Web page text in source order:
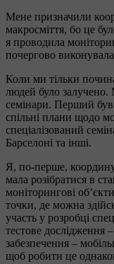
Мене призначили
макросміття, бо це
я проводила
почергово
Коли ми тільки
людей було залучено.
семінари. Перший
спільні плани щодо
спеціалізований
Барселоні та інші.
Я, по-перше,
мала розібратися в
моніторингові
точки, де можна
участь у розробці
тестове дослідження
забезпечення –
щоб робити це